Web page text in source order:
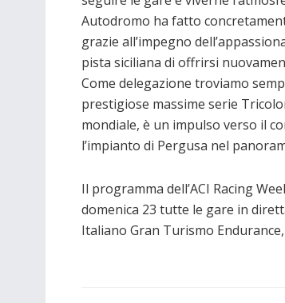
Autodromo ha fatto
grazie all’impegno
pista siciliana di offrirsi
Come delegazione troviamo
prestigiose massime serie
mondiale, è un impulso verso il
l’impianto di Pergusa nel
Il programma dell’ACI Racing
domenica 23 tutte le gare in
Italiano Gran Turismo